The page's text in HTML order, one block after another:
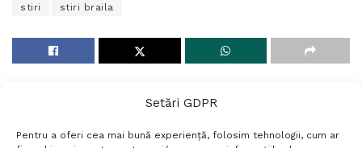
Setări GDPR
Pentru a oferi cea mai bună experiență, folosim tehnologii, cum ar
stiri stiri braila